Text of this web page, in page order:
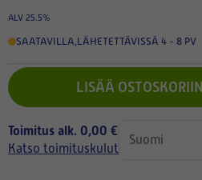
ALV 25.5%
SAATAVILLA,LÄHETETTÄVISSÄ 4 - 8 PV
LISÄÄ OSTOSKORIIN
Toimitus alk. 0,00 €
Katso toimituskulut